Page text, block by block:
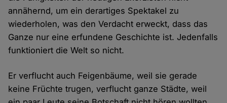
annähernd, um ein derartiges Spektakel zu
wiederholen, was den Verdacht erweckt, dass das
Ganze nur eine erfundene Geschichte ist. Jedenfalls
funktioniert die Welt so nicht.
Er verflucht auch Feigenbäume, weil sie gerade
keine Früchte trugen, verflucht ganze Städte, weil